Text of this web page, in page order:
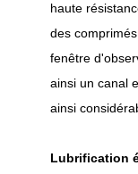
haute
des
fenêtre
ainsi un canal
ainsi
Lubrification